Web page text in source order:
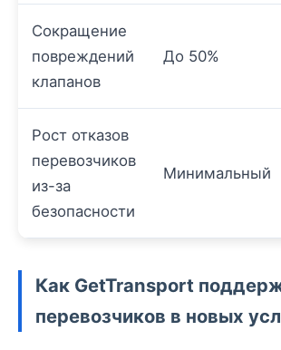
Сокращение
повреждений
клапанов
До 50%
Рост отказов
перевозчиков
из-за
безопасности
Минимальный
Как GetTransport
перевозчиков в новых